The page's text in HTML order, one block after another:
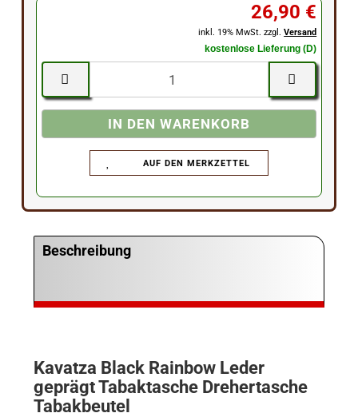
26,90 €
inkl. 19% MwSt. zzgl.Versand
kostenlose Lieferung (D)
AUF DEN MERKZETTEL
Beschreibung
Kavatza Black Rainbow Leder
geprägt Tabaktasche Drehertasche
Tabakbeutel